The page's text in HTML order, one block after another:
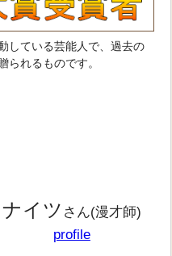
している芸能人で、過去の
られるものです。
ナイツ さん(漫才師)
profile